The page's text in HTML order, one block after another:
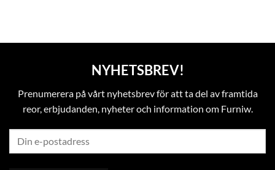
NYHETSBREV!
Prenumerera på vårt nyhetsbrev för att ta del av framtida
reor, erbjudanden, nyheter och information om Furniw.